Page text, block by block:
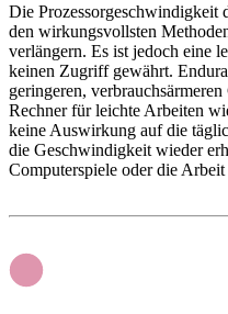
Die Prozessorgeschwindigkeit
den wirkungsvollsten
verlängern. Es ist jedoch eine
keinen Zugriff gewährt.
geringeren,
Rechner für leichte Arbeiten
keine Auswirkung auf die
die Geschwindigkeit wieder
Computerspiele oder die